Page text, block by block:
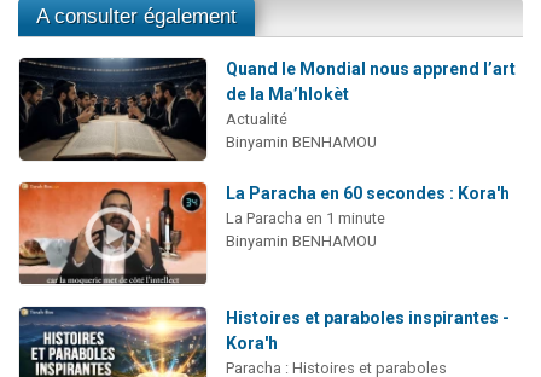
A consulter également
Quand le Mondial nous apprend l’art
de la Ma’hlokèt
Actualité
Binyamin BENHAMOU
La Paracha en 60 secondes : Kora'h
La Paracha en 1 minute
Binyamin BENHAMOU
Histoires et paraboles inspirantes -
Kora'h
Paracha : Histoires et paraboles